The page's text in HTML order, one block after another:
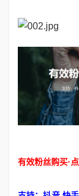
有效粉丝购买·